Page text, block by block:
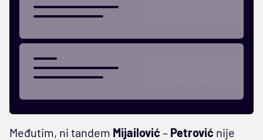
Međutim, ni tandem Mijailović – Petrović nije